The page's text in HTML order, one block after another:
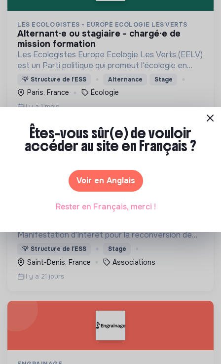
LES ECOLOGISTES - EUROPE ECOLOGIE LES VERTS
alternant·e ou stagiaire - chargé·e de
mission formation
Les Ecologistes Europe Ecologie Les Verts (EELV)
est un Parti politique qui promeut l'écologie en
France et en Europe.
💡 Structure de l’ESS Alternance Stage
Paris, France Écologie
Il y a 1 mois
FLANEURZ ROLLER SKATING CLUB
Manifestation d'Intérêt pour la reconversion de
l'ancienne piscine Marville à Saint Denis
💡 Structure de l’ESS Stage
Saint-Denis, France Associations
Il y a 21 jours
Êtes-vous sûr(e) de vouloir
accéder au site en Français ?
Voir en Anglais
Rester en Français, merci !